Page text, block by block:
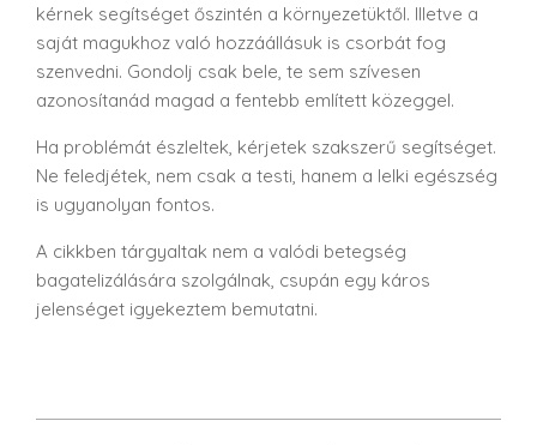
kérnek segítséget őszintén a környezetüktől. Illetve a
saját magukhoz való hozzáállásuk is csorbát fog
szenvedni. Gondolj csak bele, te sem szívesen
azonosítanád magad a fentebb említett közeggel.
Ha problémát észleltek, kérjetek szakszerű segítséget.
Ne feledjétek, nem csak a testi, hanem a lelki egészség
is ugyanolyan fontos.
A cikkben tárgyaltak nem a valódi betegség
bagatelizálására szolgálnak, csupán egy káros
jelenséget igyekeztem bemutatni.